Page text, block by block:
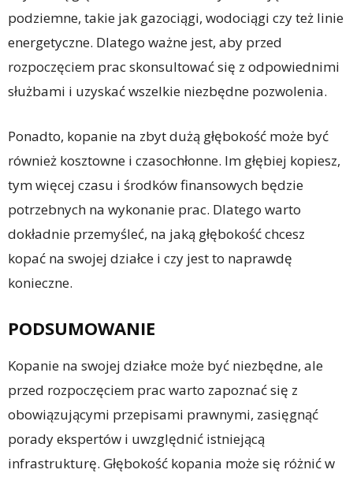
podziemne, takie jak gazociągi, wodociągi czy też linie
energetyczne. Dlatego ważne jest, aby przed
rozpoczęciem prac skonsultować się z odpowiednimi
służbami i uzyskać wszelkie niezbędne pozwolenia.
Ponadto, kopanie na zbyt dużą głębokość może być
również kosztowne i czasochłonne. Im głębiej kopiesz,
tym więcej czasu i środków finansowych będzie
potrzebnych na wykonanie prac. Dlatego warto
dokładnie przemyśleć, na jaką głębokość chcesz
kopać na swojej działce i czy jest to naprawdę
konieczne.
PODSUMOWANIE
Kopanie na swojej działce może być niezbędne, ale
przed rozpoczęciem prac warto zapoznać się z
obowiązującymi przepisami prawnymi, zasięgnąć
porady ekspertów i uwzględnić istniejącą
infrastrukturę. Głębokość kopania może się różnić w